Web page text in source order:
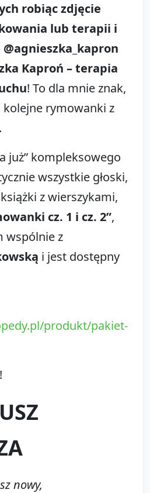
robiąc zdjęcie
lub terapii i
Kaproń – terapia
! To dla mnie znak,
rymowanki z
już” kompleksowego
wszystkie głoski,
z wierszykami,
cz. 1 i cz. 2”,
wspólnie z
i jest dostępny
produkt/pakiet-
nowy,